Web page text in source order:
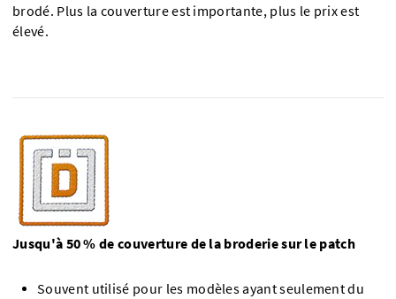
brodé. Plus la couverture est importante, plus le prix est
élevé.
Jusqu'à 50 % de couverture de la broderie sur le patch
Souvent utilisé pour les modèles ayant seulement du